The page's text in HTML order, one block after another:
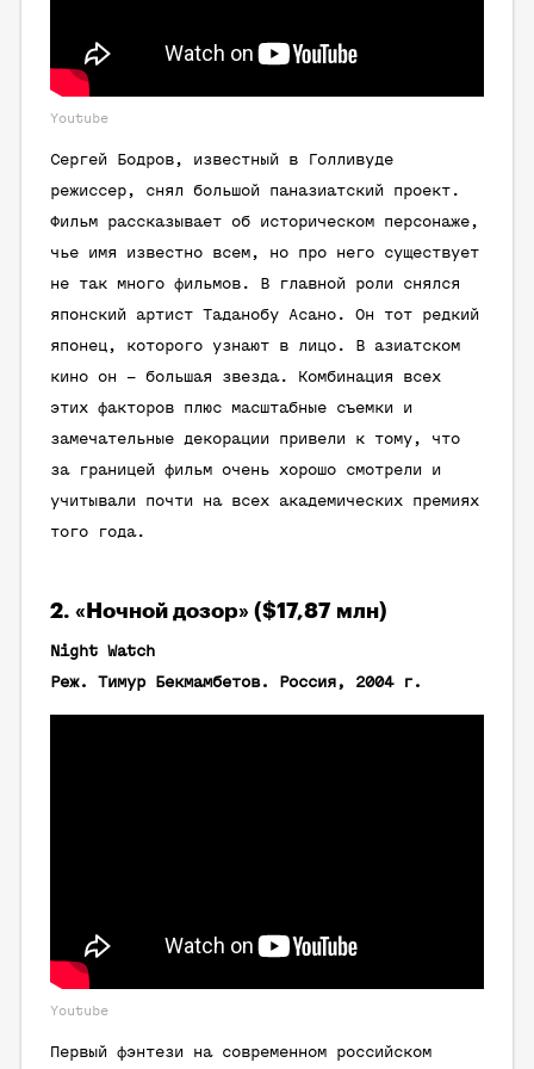
Youtube
Сергей Бодров, известный в Голливуде
режиссер, снял большой паназиатский проект.
Фильм рассказывает об историческом персонаже,
чье имя известно всем, но про него существует
не так много фильмов. В главной роли снялся
японский артист Таданобу Асано. Он тот редкий
японец, которого узнают в лицо. В азиатском
кино он – большая звезда. Комбинация всех
этих факторов плюс масштабные съемки и
замечательные декорации привели к тому, что
за границей фильм очень хорошо смотрели и
учитывали почти на всех академических премиях
того года.
2. «Ночной дозор» ($17,87 млн)
Night Watch
Реж. Тимур Бекмамбетов. Россия, 2004 г.
Youtube
Первый фэнтези на современном российском